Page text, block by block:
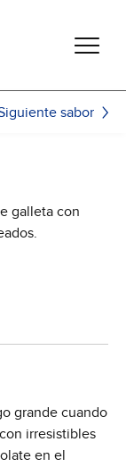
sabor
galleta con
grande cuando
irresistibles
en el